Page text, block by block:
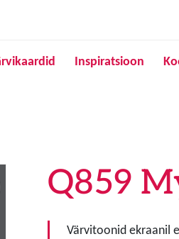
Inspiratsioon
Q859
Värvitoonid ekraanil